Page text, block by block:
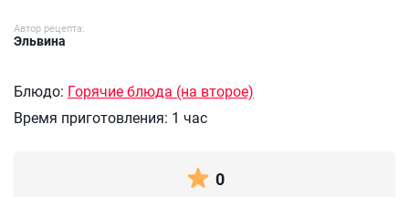
Автор рецепта:
Эльвина
Блюдо: Горячие блюда (на второе)
Время приготовления: 1 час
0